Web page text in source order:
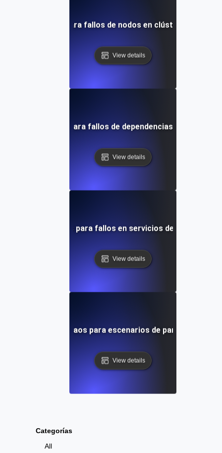
Categorías
All
Pruebas de caos para fallos de nodos en clústeres de
View details
Pruebas de caos para fallos de dependencias en
View details
Pruebas de caos para fallos en servicios de múltiples
View details
Pruebas de caos para escenarios de partición de red
View details